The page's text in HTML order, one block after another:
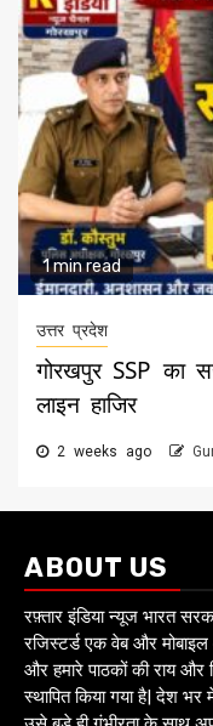
1 min read
उत्तर प्रदेश
गोरखपुर SSP का
लाइन हाजिर
2 weeks ago
ABOUT US
रफ़्तार इंडिया न्यूज भारत
रजिस्टर्ड एक वेब और मोबाइल
और हमारे पाठकों की राय और
स्थापित किया गया है| देश